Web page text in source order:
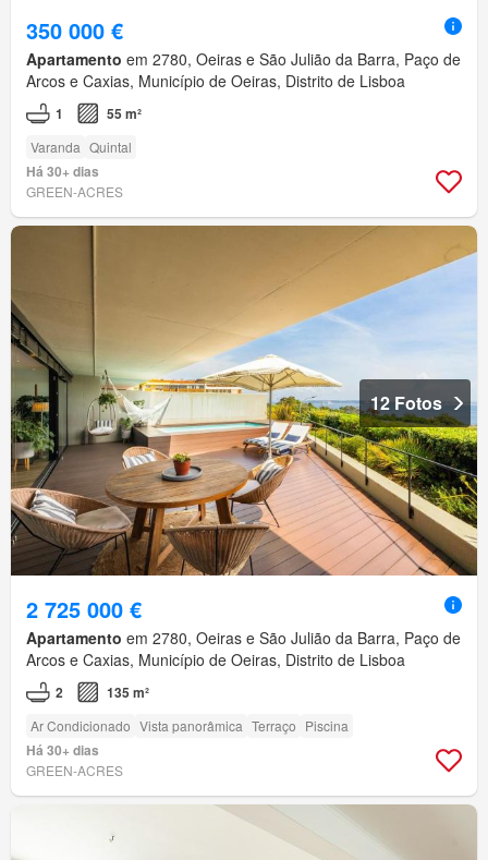
350 000 €
Apartamento em 2780, Oeiras e São Julião da Barra, Paço de
Arcos e Caxias, Município de Oeiras, Distrito de Lisboa
1 55 m²
Varanda Quintal
Há 30+ dias
GREEN-ACRES
12 Fotos
2 725 000 €
Apartamento em 2780, Oeiras e São Julião da Barra, Paço de
Arcos e Caxias, Município de Oeiras, Distrito de Lisboa
2 135 m²
Ar Condicionado Vista panorâmica Terraço Piscina
Há 30+ dias
GREEN-ACRES